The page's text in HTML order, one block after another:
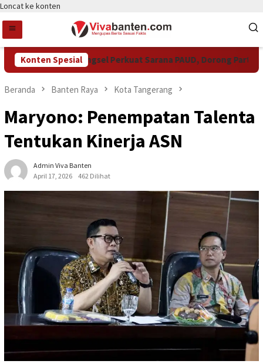
Loncat ke konten
Konten Spesial
Pemkot Tangsel Perkuat Sarana PAUD, Dorong Partisipasi
Beranda Banten Raya Kota Tangerang
Maryono: Penempatan Talenta
Tentukan Kinerja ASN
Admin Viva Banten
April 17, 2026
462 Dilihat